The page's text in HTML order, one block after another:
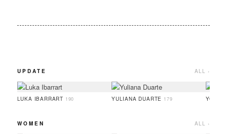
UPDATE ALL ›
LUKA IBARRART 190 YULIANA DUARTE 179 YOO
WOMEN ALL ›